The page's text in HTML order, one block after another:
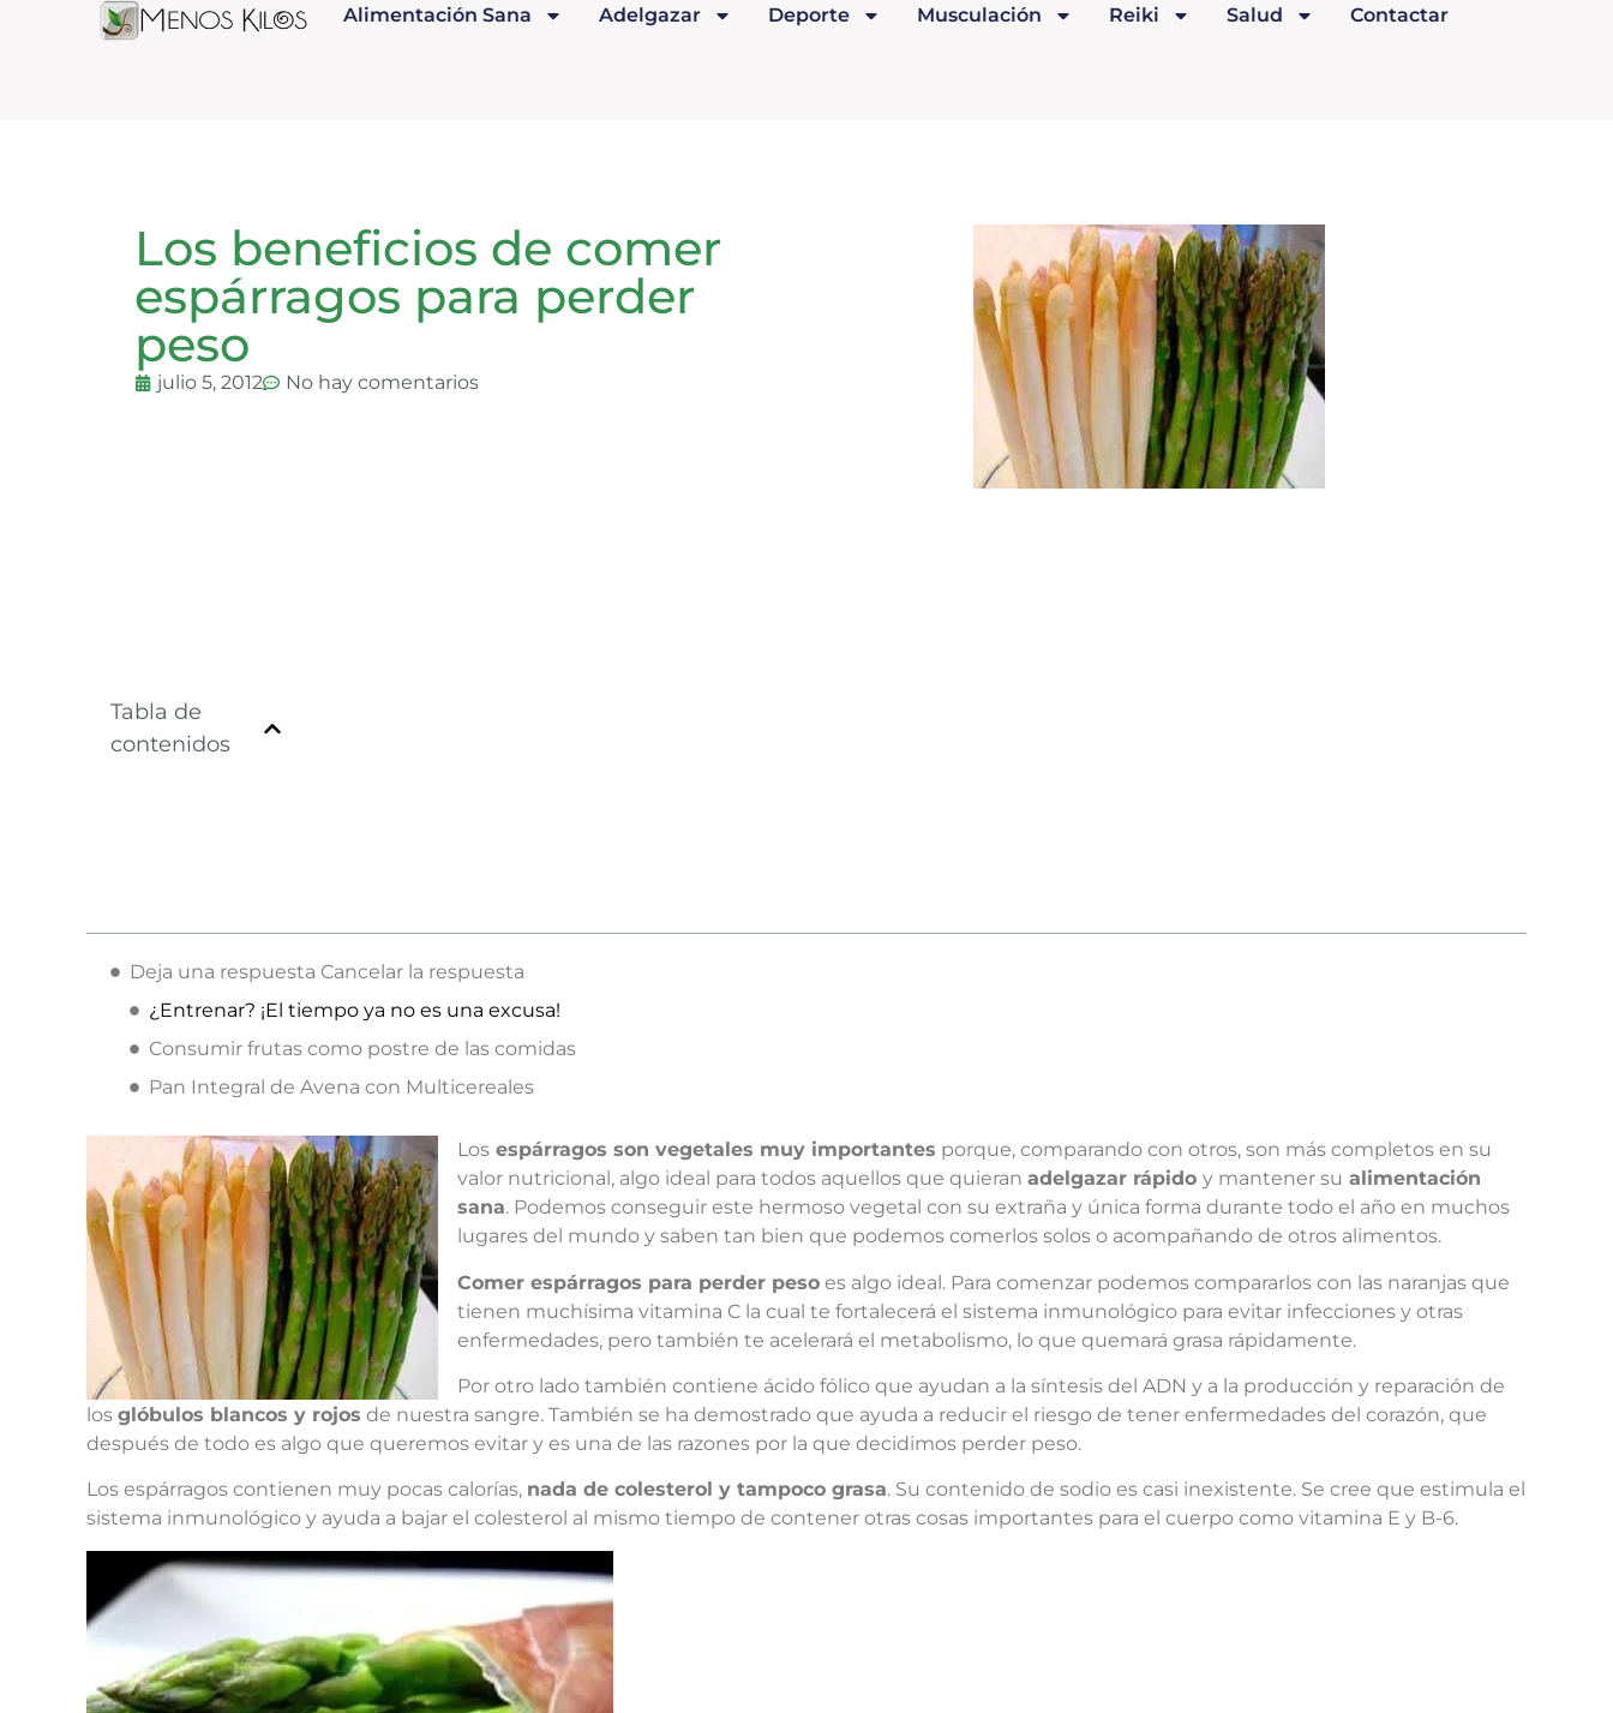
Alimentación Sana Adelgazar Deporte Musculación Reiki Salud Contactar
Los beneficios de comer
espárragos para perder
peso
julio 5, 2012 No hay comentarios
Tabla de
contenidos
Deja una respuesta Cancelar la respuesta
¿Entrenar? ¡El tiempo ya no es una excusa!
Consumir frutas como postre de las comidas
Pan Integral de Avena con Multicereales
Los espárragos son vegetales muy importantes porque, comparando con otros, son más completos en su
valor nutricional, algo ideal para todos aquellos que quieran adelgazar rápido y mantener su alimentación
sana. Podemos conseguir este hermoso vegetal con su extraña y única forma durante todo el año en muchos
lugares del mundo y saben tan bien que podemos comerlos solos o acompañando de otros alimentos.
Comer espárragos para perder peso es algo ideal. Para comenzar podemos compararlos con las naranjas que
tienen muchísima vitamina C la cual te fortalecerá el sistema inmunológico para evitar infecciones y otras
enfermedades, pero también te acelerará el metabolismo, lo que quemará grasa rápidamente.
Por otro lado también contiene ácido fólico que ayudan a la síntesis del ADN y a la producción y reparación de
los glóbulos blancos y rojos de nuestra sangre. También se ha demostrado que ayuda a reducir el riesgo de tener enfermedades del corazón, que
después de todo es algo que queremos evitar y es una de las razones por la que decidimos perder peso.
Los espárragos contienen muy pocas calorías, nada de colesterol y tampoco grasa. Su contenido de sodio es casi inexistente. Se cree que estimula el
sistema inmunológico y ayuda a bajar el colesterol al mismo tiempo de contener otras cosas importantes para el cuerpo como vitamina E y B-6.